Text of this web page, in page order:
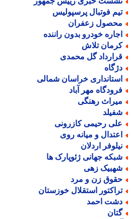
فوتبال پرسپولیس
زعفران
خودرو بدون راننده
تلاش
گل محمدی
خراسان شمالی
مهر آباد
رهنگی
رحیمی کازرونی
و میانه روی
اردلان
جهانی ژئوپارک ها
زهی
زن و مرد
استقلال خوزستان
احمد